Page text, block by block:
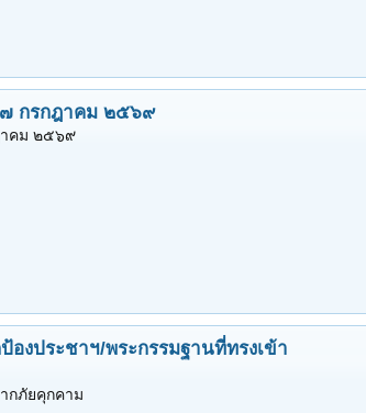
กรกฎาคม ๒๕๖๙
าคม ๒๕๖๙
งประชาฯ/พระกรรมฐานที่ทรงเข้า
กภัยคุกคาม